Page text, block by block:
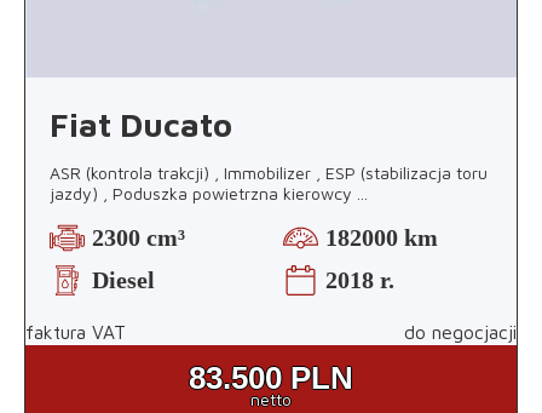
Fiat Ducato
ASR (kontrola trakcji) , Immobilizer , ESP (stabilizacja toru
jazdy) , Poduszka powietrzna kierowcy
2300 cm³
182000 km
Diesel
2018 r.
faktura VAT do negocjacji
83.500 PLN
netto